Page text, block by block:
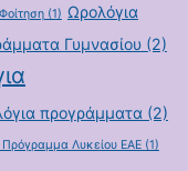
Φοίτηση(1) Ωρολόγια
Γυμνασίου(2)
προγράμματα (2)
Πρόγραμμα Λυκείου ΕΑΕ(1)